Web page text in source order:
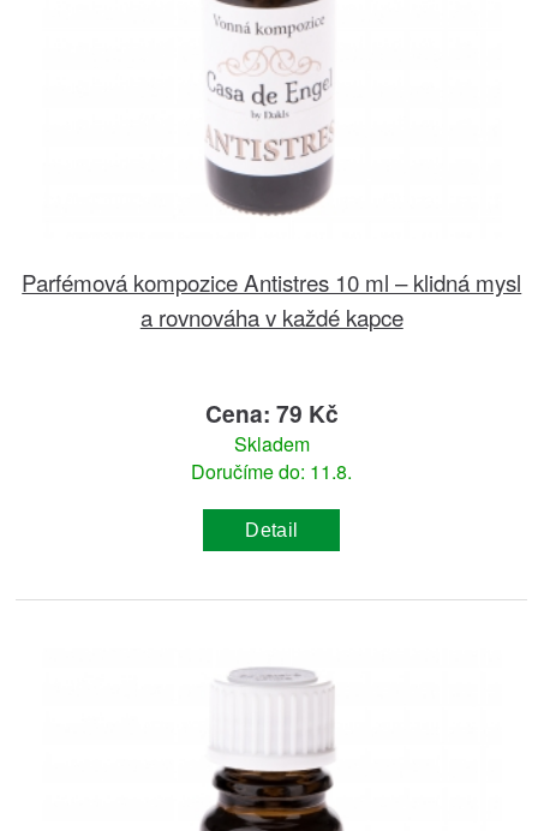
Parfémová kompozice Antistres 10 ml – klidná mysl
a rovnováha v každé kapce
Cena: 79 Kč
Skladem
Doručíme do: 11.8.
Detail